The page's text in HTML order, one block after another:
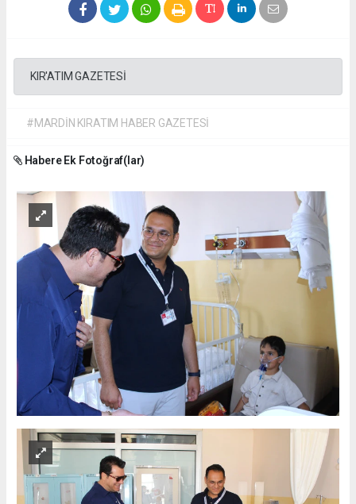
KIR'ATIM GAZETESİ
#MARDİN KIRATIM HABER GAZETESİ
Habere Ek Fotoğraf(lar)